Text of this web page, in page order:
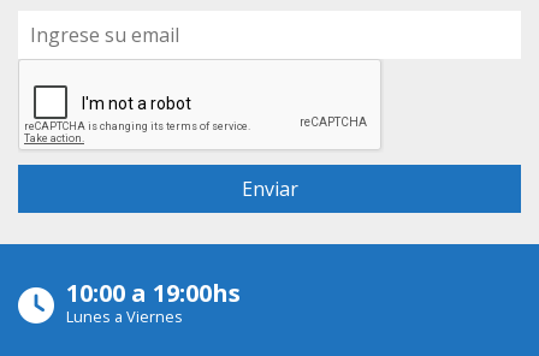
10:00 a 19:00hs
Lunes a Viernes